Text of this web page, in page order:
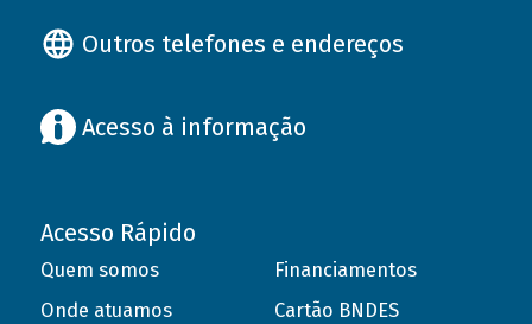
Outros telefones e endereços
Acesso à informação
Acesso Rápido
Quem somos
Onde atuamos
Financiamentos
Cartão BNDES